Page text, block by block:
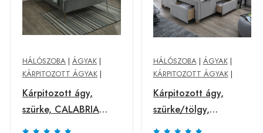
HÁLÓSZOBA | ÁGYAK |
KÁRPITOZOTT ÁGYAK |
Kárpitozott ágy,
szürke, CALABRIA
VELVET 160 x 200 cm
HÁLÓSZOBA| ÁGYAK|
KÁRPITOZOTT ÁGYAK|
Kárpitozott ágy,
szürke/tölgy,
ELECTRA 160X200